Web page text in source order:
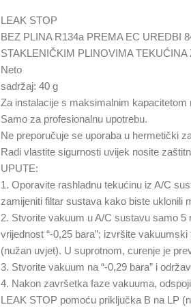
LEAK STOP
BEZ PLINA R134a PREMA EC UREDBI
STAKLENIČKIM PLINOVIMA
Neto
sadržaj: 40 g
Za instalacije s maksimalnim
Samo za profesionalnu upotrebu.
Ne preporučuje se uporaba u hermetički
Radi vlastite sigurnosti uvijek nosite
UPUTE:
1. Oporavite rashladnu tekućinu iz A/C
zamijeniti filtar sustava kako biste uklonili
2. Stvorite vakuum u A/C sustavu samo
vrijednost “-0,25 bara”; izvršite
(nužan uvjet). U suprotnom, curenje je
3. Stvorite vakuum na “-0,29 bara” i
4. Nakon završetka faze vakuuma,
LEAK STOP pomoću priključka B na LP